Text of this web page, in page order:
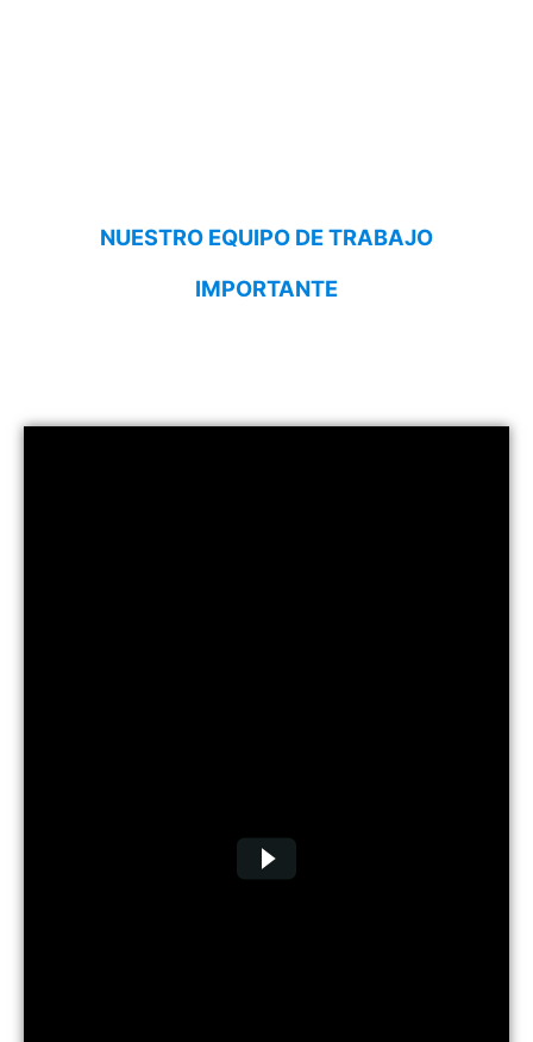
NUESTRO EQUIPO DE TRABAJO
IMPORTANTE